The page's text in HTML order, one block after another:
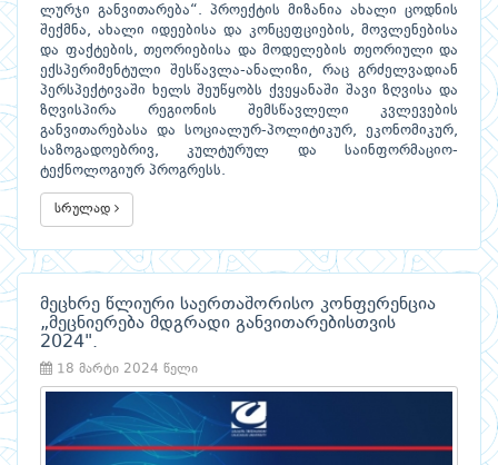
ლურჯი განვითარება“. პროექტის მიზანია ახალი ცოდნის
შექმნა, ახალი იდეებისა და კონცეფციების, მოვლენებისა
და ფაქტების, თეორიებისა და მოდელების თეორიული და
ექსპერიმენტული შესწავლა-ანალიზი, რაც გრძელვადიან
პერსპექტივაში ხელს შეუწყობს ქვეყანაში შავი ზღვისა და
ზღვისპირა რეგიონის შემსწავლელი კვლევების
განვითარებასა და სოციალურ-პოლიტიკურ, ეკონომიკურ,
საზოგადოებრივ, კულტურულ და საინფორმაციო-
ტექნოლოგიურ პროგრესს.
სრულად
მეცხრე წლიური საერთაშორისო კონფერენცია
„მეცნიერება მდგრადი განვითარებისთვის
2024".
18 მარტი 2024 წელი